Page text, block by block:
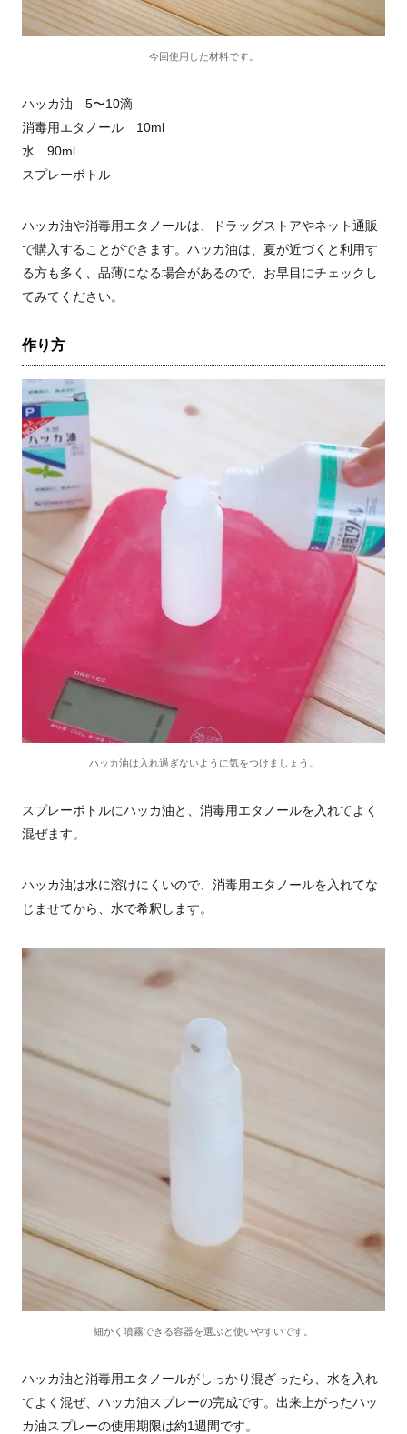
今回使用した材料です。
ハッカ油 5〜10滴
消毒用エタノール 10ml
水 90ml
スプレーボトル
ハッカ油や消毒用エタノールは、ドラッグストアやネット通販
で購入することができます。ハッカ油は、夏が近づくと利用す
る方も多く、品薄になる場合があるので、お早目にチェックし
てみてください。
作り方
ハッカ油は入れ過ぎないように気をつけましょう。
スプレーボトルにハッカ油と、消毒用エタノールを入れてよく
混ぜます。
ハッカ油は水に溶けにくいので、消毒用エタノールを入れてな
じませてから、水で希釈します。
細かく噴霧できる容器を選ぶと使いやすいです。
ハッカ油と消毒用エタノールがしっかり混ざったら、水を入れ
てよく混ぜ、ハッカ油スプレーの完成です。出来上がったハッ
カ油スプレーの使用期限は約1週間です。